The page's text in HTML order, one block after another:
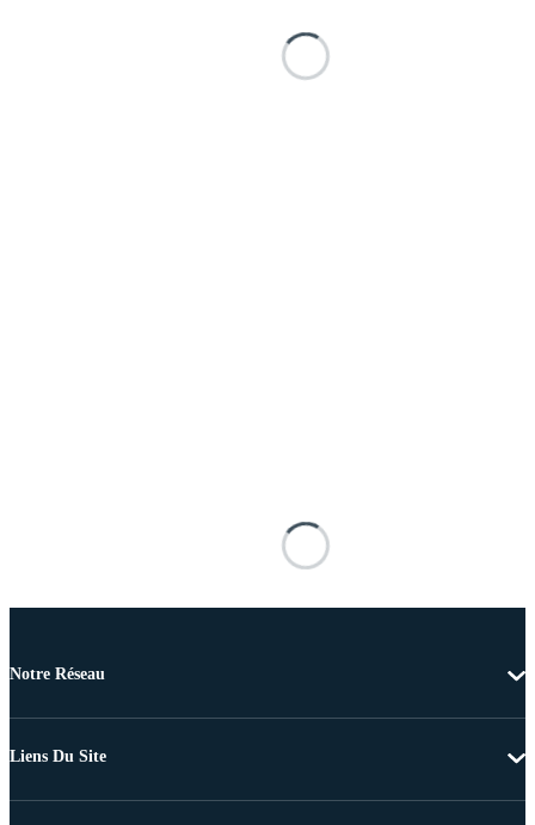
Notre Réseau
Liens Du Site